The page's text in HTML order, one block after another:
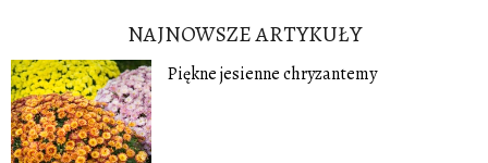
NAJNOWSZE ARTYKUŁY
Piękne jesienne chryzantemy